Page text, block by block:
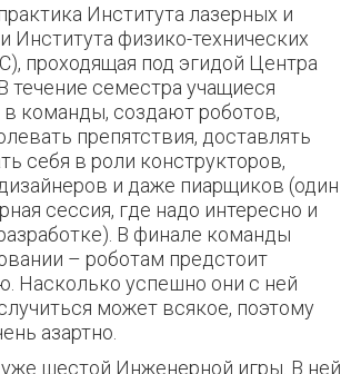
Института лазерных и
Института физико-технических
проходящая под эгидой Центра
семестра учащиеся
команды, создают роботов,
препятствия, доставлять
себя в роли конструкторов,
и даже пиарщиков (один
сессия, где надо интересно и
В финале команды
– роботам предстоит
Насколько успешно они с ней
может всякое, поэтому
азартно.
шестой Инженерной игры. В ней